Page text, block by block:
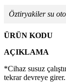
Öztiryakiler su
ÜRÜN KODU
AÇIKLAMA
*Cihaz susuz
tekrar devreye girer.